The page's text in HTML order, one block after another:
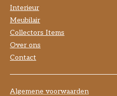
Interieur
Meubilair
Collectors Items
Over ons
Contact
Algemene voorwaarden